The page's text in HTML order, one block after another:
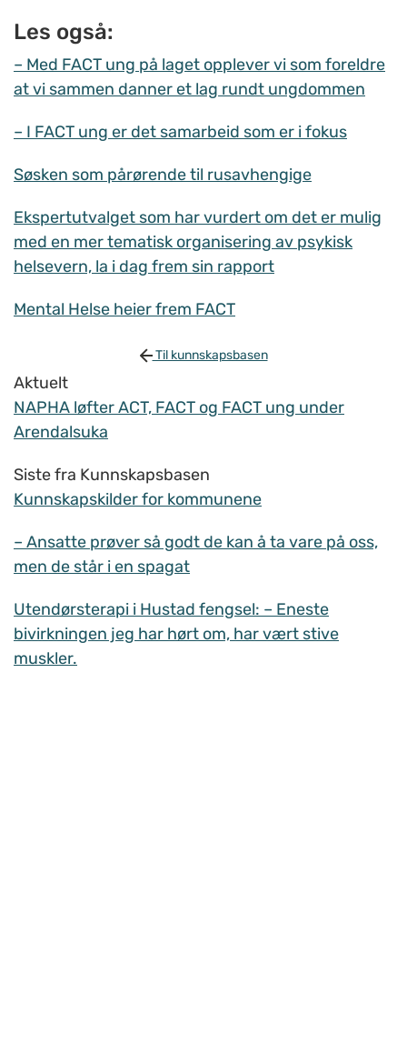
Les også:
– Med FACT ung på laget opplever vi som foreldre
at vi sammen danner et lag rundt ungdommen
– I FACT ung er det samarbeid som er i fokus
Søsken som pårørende til rusavhengige
Ekspertutvalget som har vurdert om det er mulig
med en mer tematisk organisering av psykisk
helsevern, la i dag frem sin rapport
Mental Helse heier frem FACT
Til kunnskapsbasen
Aktuelt
NAPHA løfter ACT, FACT og FACT ung under
Arendalsuka
Siste fra Kunnskapsbasen
Kunnskapskilder for kommunene
– Ansatte prøver så godt de kan å ta vare på oss,
men de står i en spagat
Utendørsterapi i Hustad fengsel: – Eneste
bivirkningen jeg har hørt om, har vært stive
muskler.